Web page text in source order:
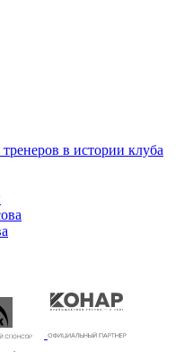
в истории клуба